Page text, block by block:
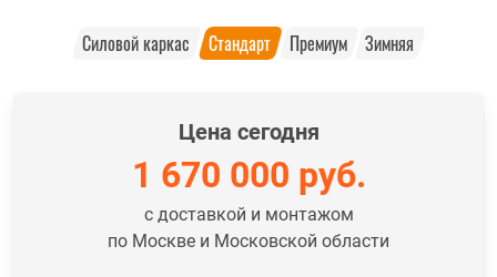
Силовой каркас Стандарт Премиум Зимняя
Цена сегодня
1 670 000 руб.
с доставкой и монтажом
по Москве и Московской области